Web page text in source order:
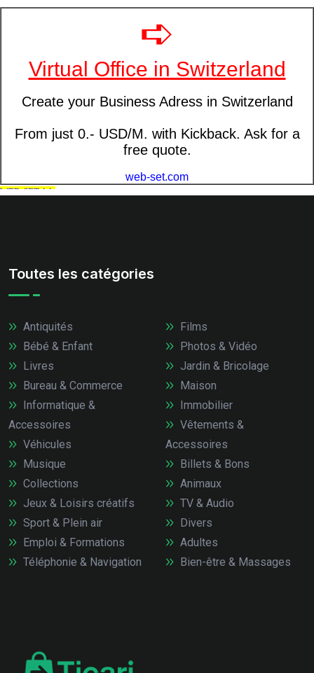
Toutes les catégories
Antiquités
Bébé & Enfant
Livres
Bureau & Commerce
Informatique &
Accessoires
Véhicules
Films
Photos & Vidéo
Jardin & Bricolage
Maison
Immobilier
Vêtements &
Accessoires
Musique
Collections
Jeux & Loisirs créatifs
Sport & Plein air
Emploi & Formations
Téléphonie & Navigation
Billets & Bons
Animaux
TV & Audio
Divers
Adultes
Bien-être & Massages